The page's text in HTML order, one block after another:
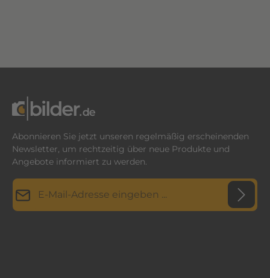
Abonnieren Sie jetzt unseren regelmäßig erscheinenden
Newsletter, um rechtzeitig über neue Produkte und
Angebote informiert zu werden.
E-Mail-Adresse*